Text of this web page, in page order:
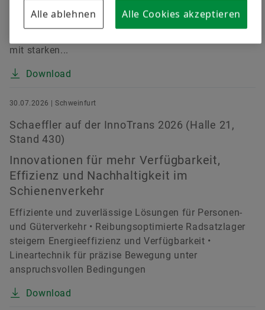
auf 4,7 Prozent verbessert (Vorjahr: 4,1 Prozent) • E-
Mobility mit kontinuierlicher Margenverbesserung,
mit starken...
Download
30.07.2026 | Schweinfurt
Schaeffler auf der InnoTrans 2026 (Halle 21,
Stand 430)
Innovationen für mehr Verfügbarkeit,
Effizienz und Nachhaltigkeit im
Schienenverkehr
Effiziente und zuverlässige Lösungen für Personen-
und Güterverkehr • Reibungsoptimierte Radsatzlager
steigern Energieeffizienz und Verfügbarkeit •
Lineartechnik für präzise Bewegung unter
anspruchsvollen Bedingungen
Download
Alle ablehnen Alle Cookies akzeptieren